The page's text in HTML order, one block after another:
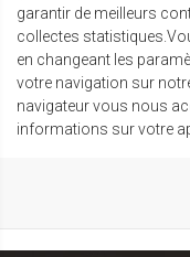
garantir de meilleurs
collectes
en changeant les
votre navigation sur
navigateur vous nous
informations sur votre